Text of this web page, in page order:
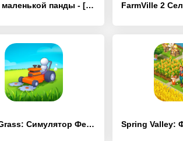
Ферма маленькой панды - [Взлом/МОД Меню]
Stone Grass: Симулятор Фермы - [Взлом/МОД Много денег]